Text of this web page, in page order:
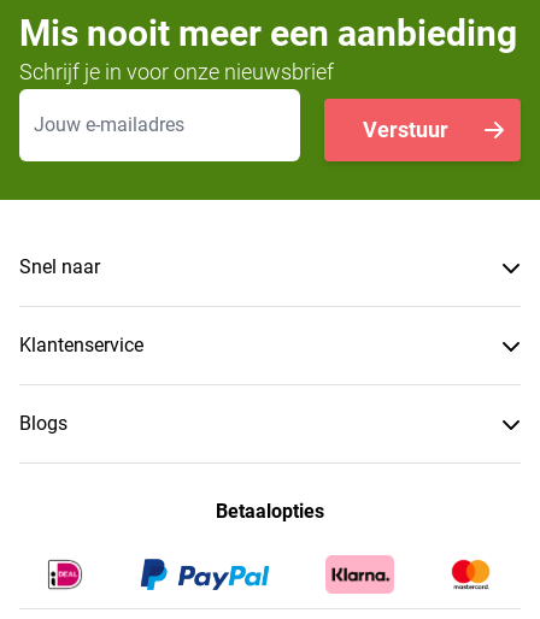
Mis nooit meer een aanbieding
Schrijf je in voor onze nieuwsbrief
E-mailadres
Verstuur
Snel naar
Klantenservice
Blogs
Betaalopties